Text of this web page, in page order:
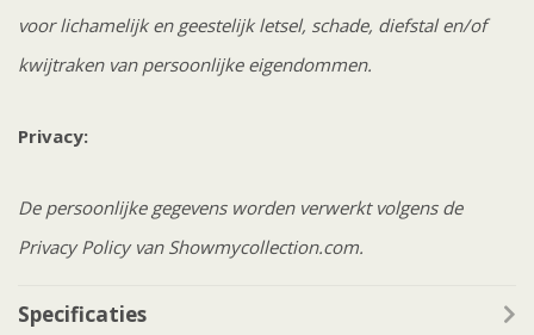
voor lichamelijk en geestelijk letsel, schade, diefstal en/of
kwijtraken van persoonlijke eigendommen.
Privacy:
De persoonlijke gegevens worden verwerkt volgens de
Privacy Policy van Showmycollection.com.
Specificaties